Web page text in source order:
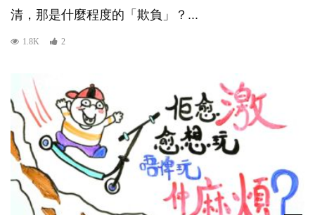
清，那是什麼程度的「欺負」？...
1.8K 2